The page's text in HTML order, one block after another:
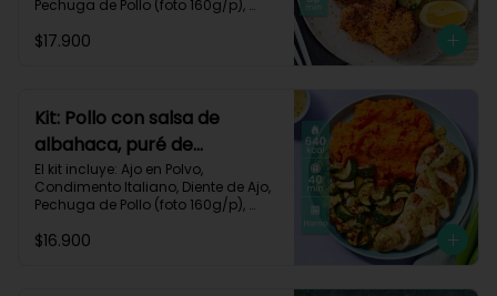
Pechuga de Pollo (foto 160g/p),
Cherry y Receta Impresa.
$17.900
Kit: Pollo con salsa de
albahaca, puré de
zanahorias y zucchini-85
El kit incluye: Ajo en Polvo,
Condimento Italiano, Diente de Ajo,
Pechuga de Pollo (foto 160g/p),
Zanahoria, Zucchini Verde, Receta
$16.900